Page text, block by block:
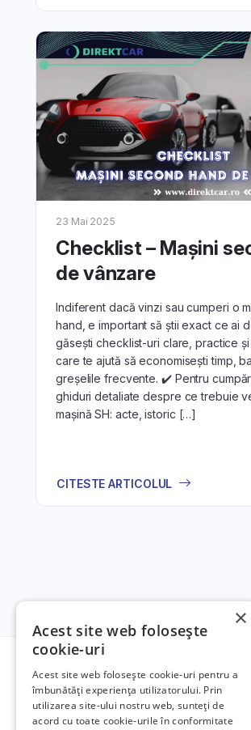
23 Mai 2025
Checklist – Mașini
de vânzare
Indiferent dacă vinzi sau cumperi o
hand, e important să știi exact ce ai
găsești checklist-uri clare, practice și
care te ajută să economisești timp,
greșelile frecvente. ✔️ Pentru
ghiduri detaliate despre ce trebuie
mașină SH: acte, istoric […]
CITESTE ARTICOLUL
×
Acest site web folosește
cookie-uri
Acest site web folosește cookie-uri pentru a
îmbunătăți experiența utilizatorului. Prin
utilizarea site-ului nostru web, sunteți de
acord cu toate cookie-urile în conformitate